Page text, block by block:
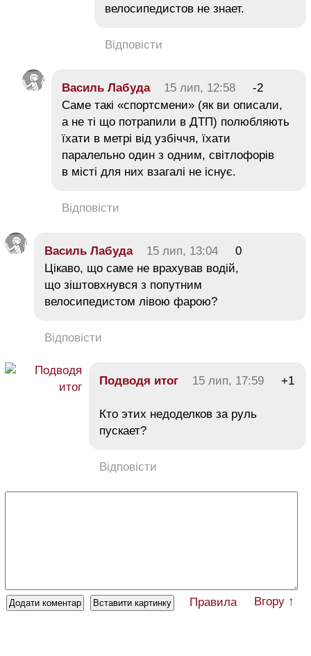
велосипедистов не знает.
Відповісти
Василь Лабуда 15 лип, 12:58
-2
Саме такі «спортсмени» (як ви описали,
а не ті що потрапили в ДТП) полюбляють
їхати в метрі від узбіччя, їхати
паралельно один з одним, світлофорів
в місті для них взагалі не існує.
Відповісти
Василь Лабуда 15 лип, 13:04
0
Цікаво, що саме не врахував водій,
що зіштовхнувся з попутним
велосипедистом лівою фарою?
Відповісти
Подводя итог 15 лип, 17:59 +1
Кто этих недоделков за руль
пускает?
Відповісти
Правила Вгору ↑